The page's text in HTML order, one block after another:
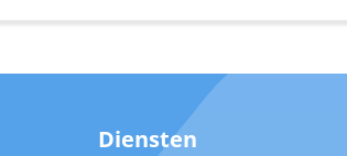
Diensten